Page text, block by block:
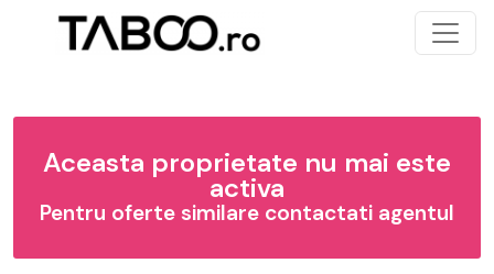
Aceasta proprietate nu mai este
activa
Pentru oferte similare contactati agentul